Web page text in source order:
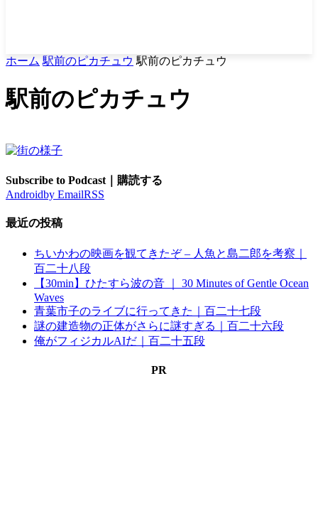
ホーム 駅前のピカチュウ 駅前のピカチュウ
駅前のピカチュウ
Subscribe to Podcast｜購読する
Androidby EmailRSS
最近の投稿
ちいかわの映画を観てきたぞ – 人魚と島二郎を考察｜
百二十八段
【30min】ひたすら波の音 ｜ 30 Minutes of Gentle Ocean
Waves
青葉市子のライブに行ってきた｜百二十七段
謎の建造物の正体がさらに謎すぎる｜百二十六段
俺がフィジカルAIだ｜百二十五段
PR